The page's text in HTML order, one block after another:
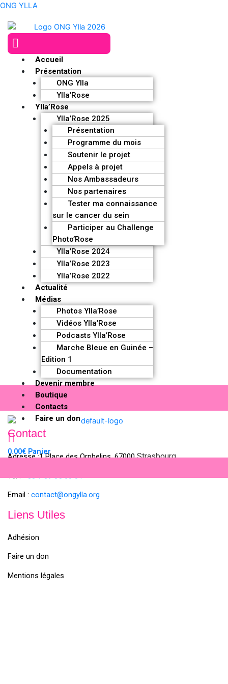
Aller
contenu
ONG YLLA
Menu
Accueil
Présentation
ONG Ylla
Ylla’Rose
Ylla’Rose
Ylla’Rose 2025
Présentation
Programme du mois
Soutenir le projet
Appels à projet
Nos Ambassadeurs
Nos partenaires
Tester ma connaissance
sur le cancer du sein
Participer au Challenge
Photo’Rose
Ylla’Rose 2024
Ylla’Rose 2023
Ylla’Rose 2022
Actualité
Médias
Photos Ylla’Rose
Vidéos Ylla’Rose
Podcasts Ylla’Rose
Marche Bleue en Guinée –
Edition 1
Documentation
Devenir membre
Boutique
Contacts
Faire un don
0.00€ Panier
Contact
Adresse :1 Place des Orphelins, 67000Strasbourg
Email : contact@ongylla.org
Liens Utiles
Adhésion
Faire un don
Mentions légales